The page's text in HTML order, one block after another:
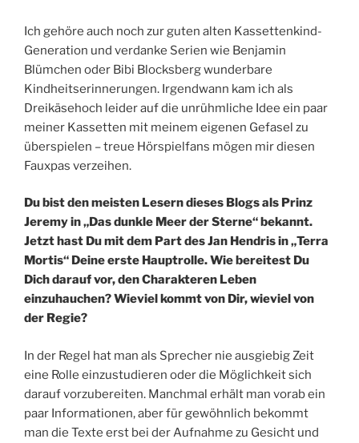
Ich gehöre auch noch zur guten alten Kassettenkind-
Generation und verdanke Serien wie Benjamin
Blümchen oder Bibi Blocksberg wunderbare
Kindheitserinnerungen. Irgendwann kam ich als
Dreikäsehoch leider auf die unrühmliche Idee ein paar
meiner Kassetten mit meinem eigenen Gefasel zu
überspielen – treue Hörspielfans mögen mir diesen
Fauxpas verzeihen.
Du bist den meisten Lesern dieses Blogs als Prinz
Jeremy in „Das dunkle Meer der Sterne“ bekannt.
Jetzt hast Du mit dem Part des Jan Hendris in „Terra
Mortis“ Deine erste Hauptrolle. Wie bereitest Du
Dich darauf vor, den Charakteren Leben
einzuhauchen? Wieviel kommt von Dir, wieviel von
der Regie?
In der Regel hat man als Sprecher nie ausgiebig Zeit
eine Rolle einzustudieren oder die Möglichkeit sich
darauf vorzubereiten. Manchmal erhält man vorab ein
paar Informationen, aber für gewöhnlich bekommt
man die Texte erst bei der Aufnahme zu Gesicht und